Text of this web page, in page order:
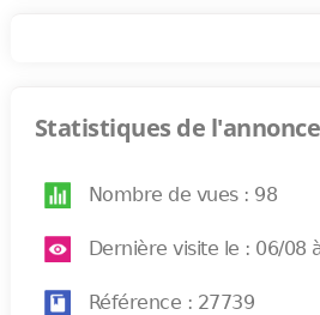
Statistiques de l'annonce
Nombre de vues : 98
Dernière visite le : 06/08
Référence : 27739